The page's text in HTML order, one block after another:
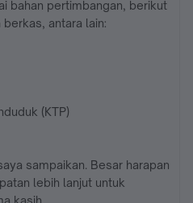
bahan pertimbangan, berikut
antara lain:
(KTP)
sampaikan. Besar harapan
lebih lanjut untuk
kasih.